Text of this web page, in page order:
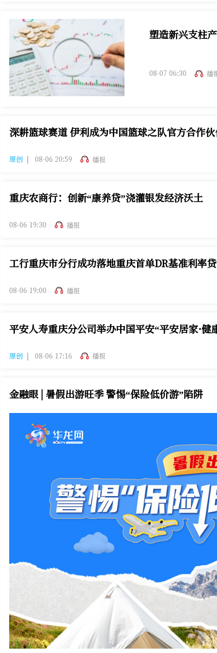
塑造新兴支柱
中央政治局会议和
08-07 06:30 播
深耕篮球赛道 伊利成为中国篮球之队官方合作
本次与中国篮球之队达成合作，伊利将凭借高质量、多品
原创 | 08-06 20:59 播报
重庆农商行：创新“康养贷”浇灌银发经济沃土
08-06 19:30 播报
工行重庆市分行成功落地重庆首单DR基准利率
08-06 19:00 播报
平安人寿重庆分公司举办中国平安“平安居家·健
平安人寿重庆分公司发布“平安居家·健康守护”品牌升级，
原创 | 08-06 17:16 播报
金融眼 | 暑假出游旺季 警惕“保险低价游”陷阱